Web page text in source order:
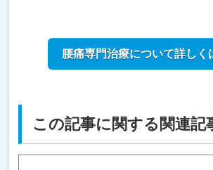
腰痛専門治療について詳しく
この記事に関する関連記